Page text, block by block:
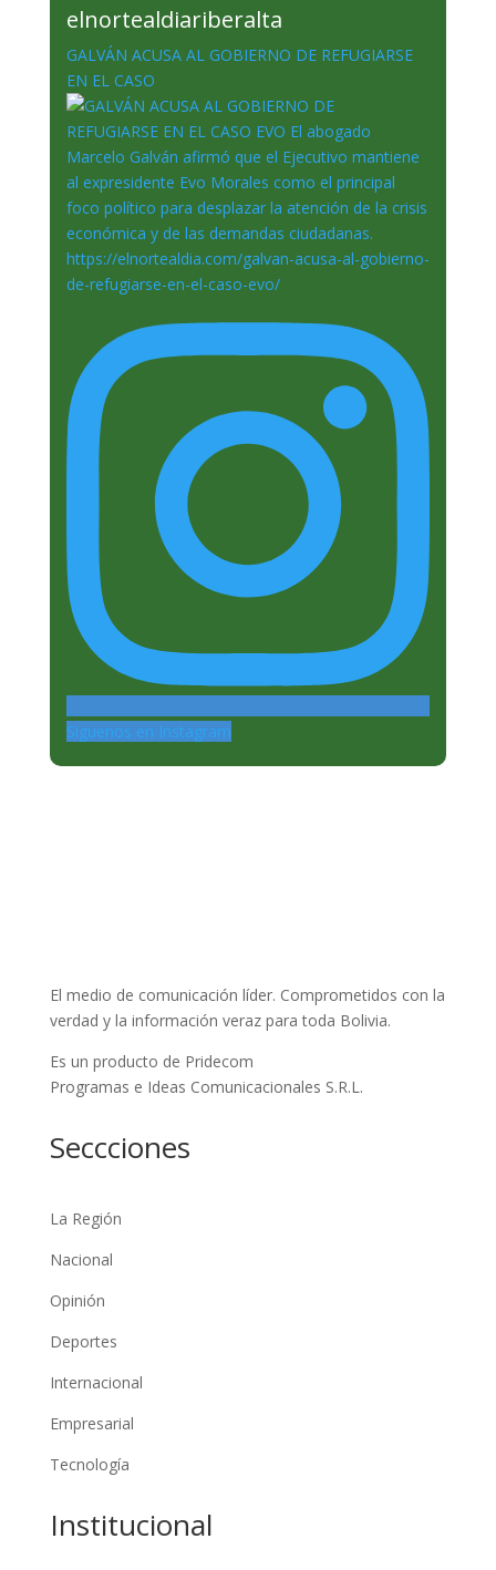
elnortealdiariberalta
GALVÁN ACUSA AL GOBIERNO DE REFUGIARSE
EN EL CASO
Siguenos en Instagram
El medio de comunicación líder. Comprometidos con la
verdad y la información veraz para toda Bolivia.
Es un producto de Pridecom
Programas e Ideas Comunicacionales S.R.L.
Seccciones
La Región
Nacional
Opinión
Deportes
Internacional
Empresarial
Tecnología
Institucional